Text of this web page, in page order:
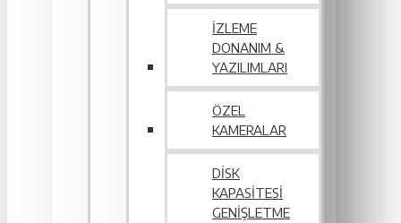
İZLEME
DONANIM &
YAZILIMLARI
ÖZEL
KAMERALAR
DISK
KAPASITESI
GENIŞLETME